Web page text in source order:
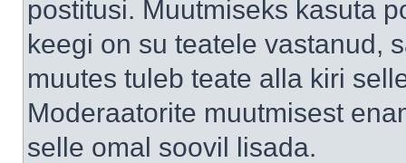
postitusi. Muutmiseks kasuta
keegi on su teatele vastanud,
muutes tuleb teate alla kiri
Moderaatorite muutmisest
selle omal soovil lisada.